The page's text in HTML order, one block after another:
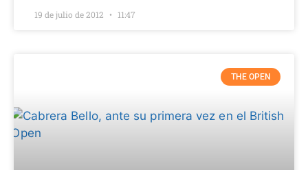
19 de julio de 2012 11:47
THE OPEN